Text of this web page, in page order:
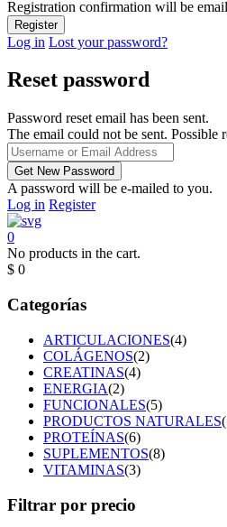
Registration confirmation will be
Log in Lost your password?
Reset password
Password reset email has been sent.
The email could not be sent. Possible
A password will be e-mailed to you.
Log in Register
0
No products in the cart.
$ 0
Categorías
ARTICULACIONES(4)
COLÁGENOS(2)
CREATINAS(4)
ENERGIA(2)
FUNCIONALES(5)
PRODUCTOS NATURALES
PROTEÍNAS(6)
SUPLEMENTOS(8)
VITAMINAS(3)
Filtrar por precio